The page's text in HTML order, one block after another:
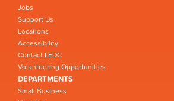
Jobs
Support Us
Locations
Accessibility
Contact LEDC
Volunteering Opportunities
DEPARTMENTS
Small Business